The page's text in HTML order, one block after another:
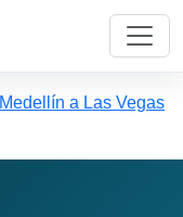
Medellín a Las Vegas